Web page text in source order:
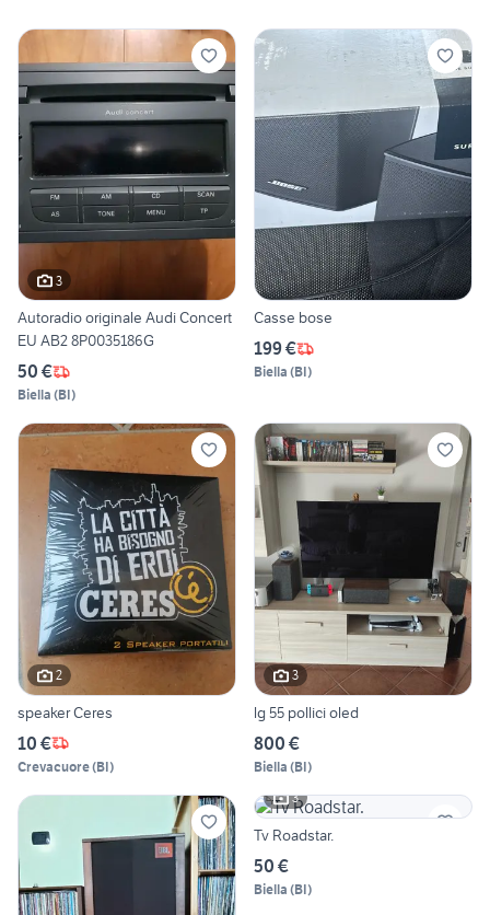
3
Autoradio originale Audi Concert
EU AB2 8P0035186G
50 €
Biella (BI)
Casse bose
199 €
Biella (BI)
2
speaker Ceres
10 €
Crevacuore(BI)
3
lg 55 pollici oled
800 €
Biella (BI)
3
Tv Roadstar.
50 €
Biella (BI)